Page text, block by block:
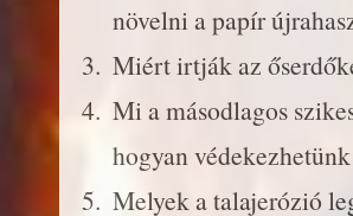
növelni a papír
Miért irtják az
Mi a másodlagos
hogyan
Melyek a talajerózió